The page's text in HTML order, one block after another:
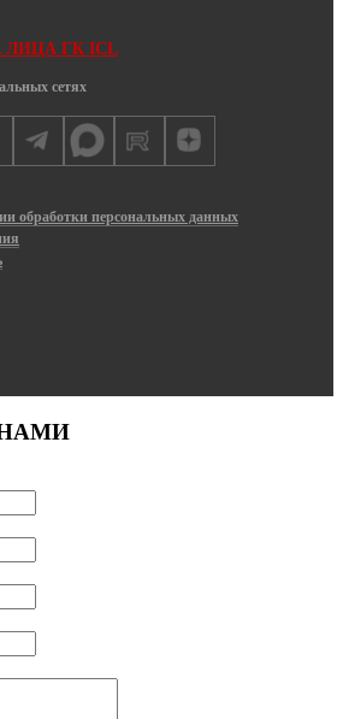
ГК ICL
сетях
обработки персональных данных